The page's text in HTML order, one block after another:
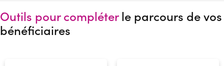
Outils pour compléterle parcours de vos
bénéficiaires